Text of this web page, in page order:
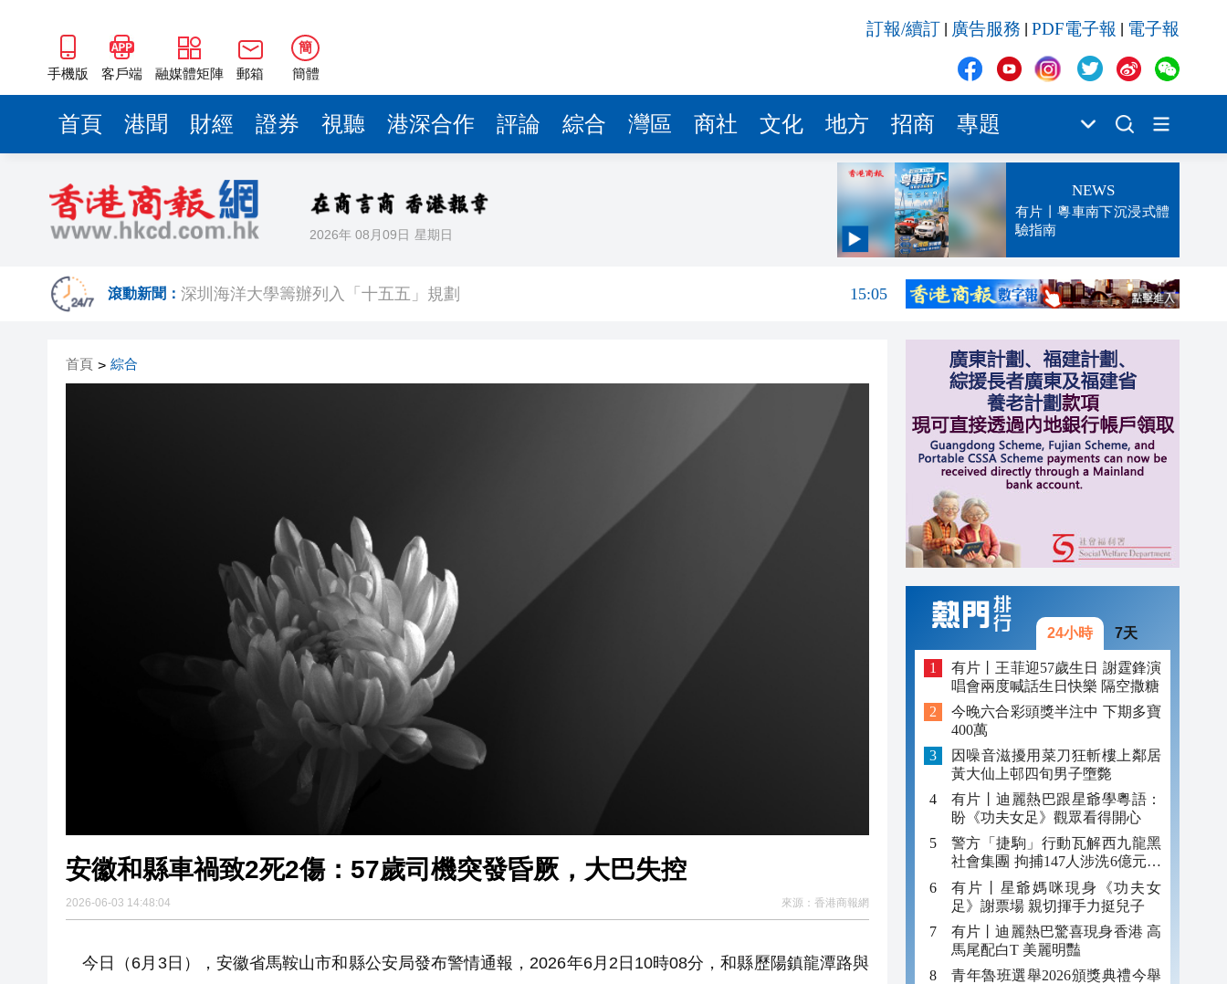
手機版 客戶端 融媒體矩陣 郵箱
簡
簡體
訂報/續訂 廣告服務 PDF電子報 電子報
首頁 港聞 財經 證券 視聽 港深合作 評論 綜合 灣區 商社 文化 地方 招商 專題
2026年 08月09日 星期日
NEWS
有片丨粵車南下沉浸式體
驗指南
滾動新聞：
15:06
深圳海洋大學籌辦列入「十五五」規劃
15:05
穗台港澳青年電競交流灣區行在穗荔灣啟動
首頁 > 綜合
安徽和縣車禍致2死2傷：57歲司機突發昏厥，大巴失控
2026-06-03 14:48:04 來源： 香港商報網
今日（6月3日），安徽省馬鞍山市和縣公安局發布警情通報，2026年6月2日10時08分，和縣歷陽鎮龍潭路與
24小時 7天
有片丨王菲迎57歲生日 謝霆鋒演
唱會兩度喊話生日快樂 隔空撒糖
今晚六合彩頭獎半注中 下期多寶
400萬
因噪音滋擾用菜刀狂斬樓上鄰居
黃大仙上邨四旬男子墮斃
有片丨迪麗熱巴跟星爺學粵語：
盼《功夫女足》觀眾看得開心
警方「捷駒」行動瓦解西九龍黑
社會集團 拘捕147人涉洗6億元黑
錢
有片丨星爺媽咪現身《功夫女
足》謝票場 親切揮手力挺兒子
有片丨迪麗熱巴驚喜現身香港 高
馬尾配白T 美麗明豔
青年魯班選舉2026頒獎典禮今舉